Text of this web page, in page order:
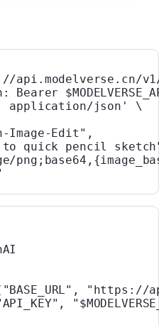
api.modelverse.cn/
Bearer
application/json'
\
Image-Edit",
quick pencil
"BASE_URL" ,
"https://
,